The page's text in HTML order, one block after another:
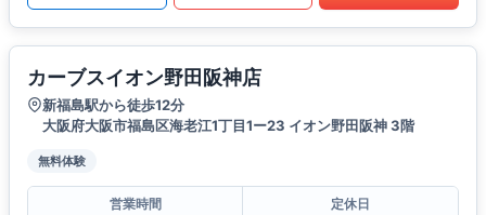
カーブスイオン野田阪神店
新福島駅から徒歩12分
大阪府大阪市福島区海老江1丁目1ー23 イオン野田阪神 3階
無料体験
営業時間
定休日